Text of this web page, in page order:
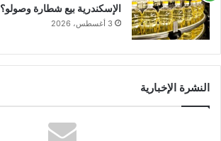
الإسكندرية بيع شطارة وصولو؟
3 أغسطس، 2026
النشرة الإخبارية